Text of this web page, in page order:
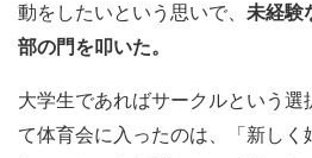
動をしたいという思いで、 未経験
部の門を叩いた。
大学生であればサークルという選
て体育会に入ったのは、「新しく